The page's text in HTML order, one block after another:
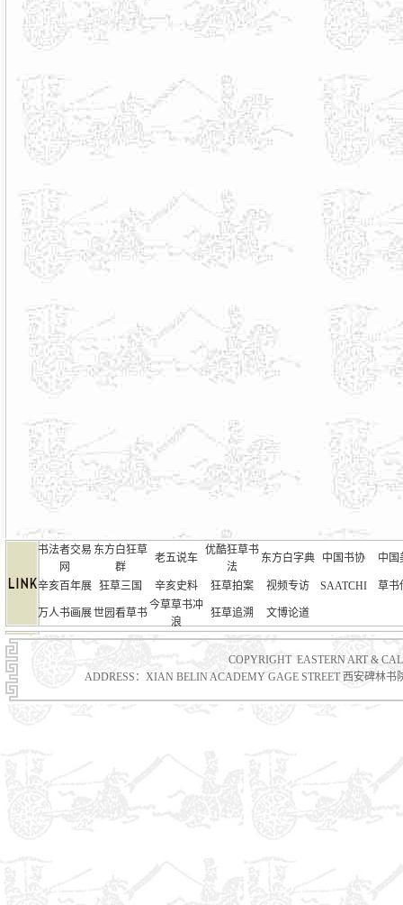
书法者交易
网
东方白狂草
群
老五说车
优酷狂草书
法
东方白字典 中国书协 中国
辛亥百年展 狂草三国 辛亥史料 狂草拍案 视频专访 SAATCHI 草书
万人书画展世园看草书
今草草书冲
浪
狂草追溯 文博论道
COPYRIGHT EASTERN ART &
ADDRESS：XIAN BELIN ACADEMY GAGE STREET 西安碑林